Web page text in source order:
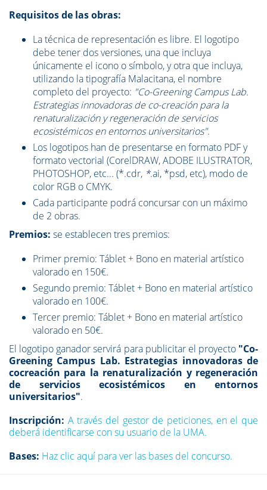
Requisitos de las obras:
La técnica de representación es libre. El logotipo
debe tener dos versiones, una que incluya
únicamente el icono o símbolo, y otra que incluya,
utilizando la tipografía Malacitana, el nombre
completo del proyecto: "Co-Greening Campus Lab.
Estrategias innovadoras de co-creación para la
renaturalización y regeneración de servicios
ecosistémicos en entornos universitarios".
Los logotipos han de presentarse en formato PDF y
formato vectorial (CorelDRAW, ADOBE ILUSTRATOR,
PHOTOSHOP, etc... (*.cdr, *.ai, *psd, etc), modo de
color RGB o CMYK.
Cada participante podrá concursar con un máximo
de 2 obras.
Premios: se establecen tres premios:
Primer premio: Táblet + Bono en material artístico
valorado en 150€.
Segundo premio: Táblet + Bono en material artístico
valorado en 100€.
Tercer premio: Táblet + Bono en material artístico
valorado en 50€.
El logotipo ganador servirá para publicitar el proyecto "Co-
Greening Campus Lab. Estrategias innovadoras de
cocreación para la renaturalización y regeneración
de servicios ecosistémicos en entornos
universitarios".
Inscripción: A través del gestor de peticiones, en el que
deberá identificarse con su usuario de la UMA.
Bases: Haz clic aquí para ver las bases del concurso.